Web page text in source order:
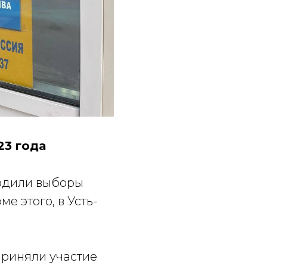
года
выборы
этого, в Усть-
участие